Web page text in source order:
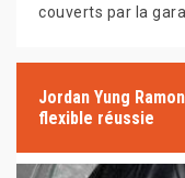
couverts par la
Jordan Yung
flexible réussie